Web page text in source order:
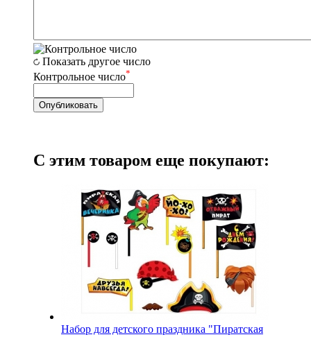
Показать другое число
Контрольное число*
С этим товаром еще покупают:
Набор для детского праздника "Пиратская